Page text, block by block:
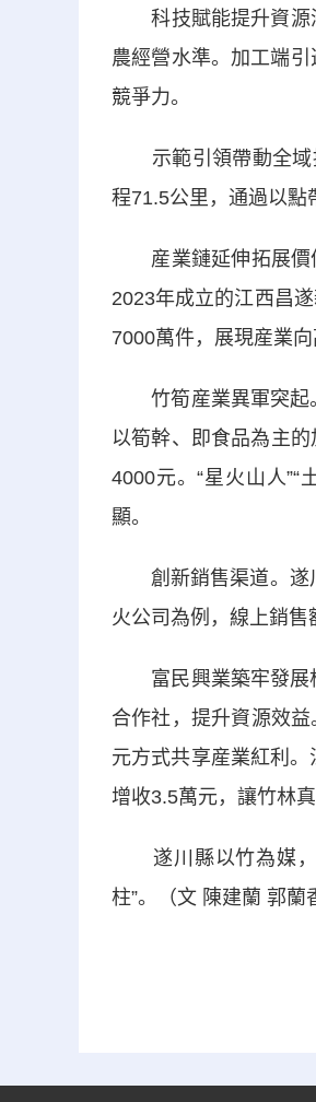
科技賦能提升資源潛
農經營水準。加工端
競爭力。
示範引領帶動全域
程71.5公里，通過以點
産業鏈延伸拓展價值
2023年成立的江西昌
7000萬件，展現産業向
竹筍産業異軍突起。
以筍幹、即食品為主
4000元。“星火山人”“
顯。
創新銷售渠道。遂川
火公司為例，線上銷售
富民興業築牢發展根
合作社，提升資源效
元方式共享産業紅利
增收3.5萬元，讓竹林真
遂川縣以竹為媒，
柱”。（文 陳建蘭 郭蘭